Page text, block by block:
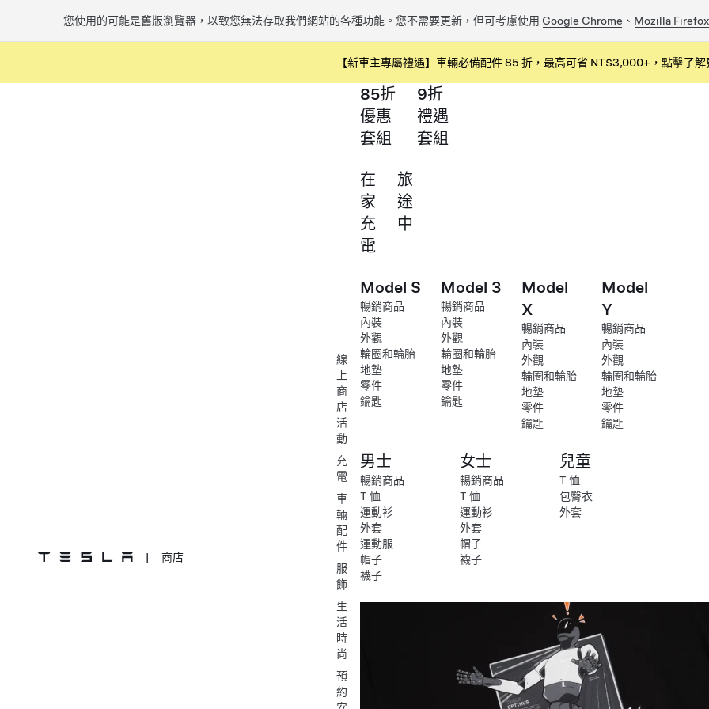
您使用的可能是舊版瀏覽器，以致您無法存取我們網站的各種功能。您不需要更新，但可考慮使用 Google Chrome 、 Mozilla Firefox
【新車主專屬禮遇】車輛必備配件 85 折，最高可省 NT$3,000+，點擊了解
| 商店
線
上
商
店
活
動
充
電
車
輛
配
件
服
飾
生
活
時
尚
預
約
85折
優惠
套組
9折
禮遇
套組
在
家
充
電
旅
途
中
Model S
暢銷商品
內裝
外觀
輪圈和輪胎
地墊
零件
鑰匙
Model 3
暢銷商品
內裝
外觀
輪圈和輪胎
地墊
零件
鑰匙
Model
X
暢銷商品
內裝
外觀
輪圈和輪胎
地墊
零件
鑰匙
Model
Y
暢銷商品
內裝
外觀
輪圈和輪胎
地墊
零件
鑰匙
男士
暢銷商品
T 恤
運動衫
外套
運動服
帽子
襪子
女士
暢銷商品
T 恤
運動衫
外套
帽子
襪子
兒童
T 恤
包臀衣
外套